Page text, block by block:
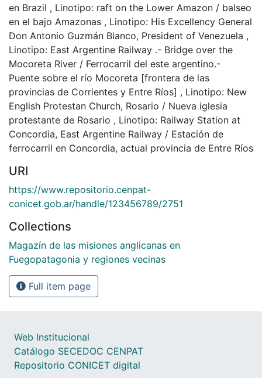
en Brazil , Linotipo: raft on the Lower Amazon / balseo
en el bajo Amazonas , Linotipo: His Excellency General
Don Antonio Guzmán Blanco, President of Venezuela ,
Linotipo: East Argentine Railway .- Bridge over the
Mocoreta River / Ferrocarril del este argentino.-
Puente sobre el río Mocoreta [frontera de las
provincias de Corrientes y Entre Ríos] , Linotipo: New
English Protestan Church, Rosario / Nueva iglesia
protestante de Rosario , Linotipo: Railway Station at
Concordia, East Argentine Railway / Estación de
ferrocarril en Concordia, actual provincia de Entre Ríos
URI
https://www.repositorio.cenpat-
conicet.gob.ar/handle/123456789/2751
Collections
Magazín de las misiones anglicanas en
Fuegopatagonia y regiones vecinas
Full item page
Web Institucional
Catálogo SECEDOC CENPAT
Repositorio CONICET digital